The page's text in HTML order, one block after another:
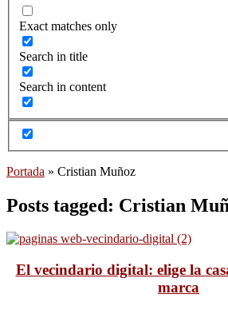
Exact matches only
Search in title
Search in content
Portada » Cristian Muñoz
Posts tagged: Cristian
El vecindario digital: elige la
marca